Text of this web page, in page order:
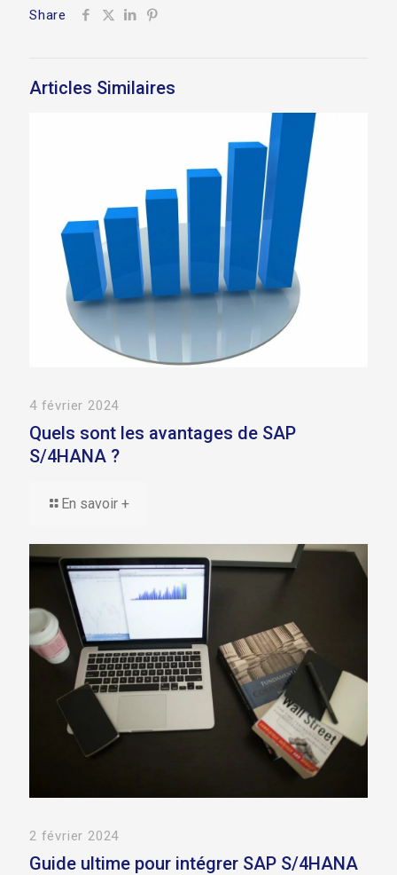
Share
Articles Similaires
4 février 2024
Quels sont les avantages de SAP
S/4HANA ?
En savoir +
2 février 2024
Guide ultime pour intégrer SAP S/4HANA